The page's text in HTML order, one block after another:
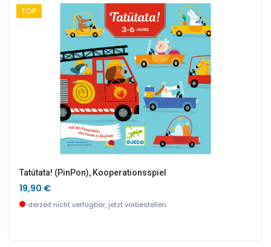
Ganz Kleine Tiere
Kleine Blumen
TOP
Tatütata! (PinPon), Kooperationsspiel
19,90 €
derzeit nicht verfügbar, jetzt vorbestellen